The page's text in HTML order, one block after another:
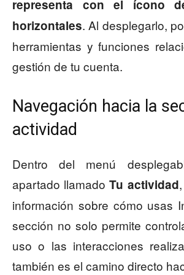
representa con el ícono
horizontales. Al desplegarlo,
herramientas y funciones
gestión de tu cuenta.
Navegación hacia la
actividad
Dentro del menú
apartado llamadoTu actividad
información sobre cómo usas
sección no solo permite
uso o las interacciones
también es el camino directo